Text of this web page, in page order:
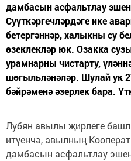
дамбасын асфальтлау
Суүткәргечләрдәге ике
бетергәннәр, халыкны су
өзеклекләр юк. Озакка
урамнарны чистарту,
шөгыльләнәләр. Шулай ук
бәйрәменә әзерлек бара.
Лубян авылы җирлеге
итүенчә, авылның
дамбасын асфальтлау